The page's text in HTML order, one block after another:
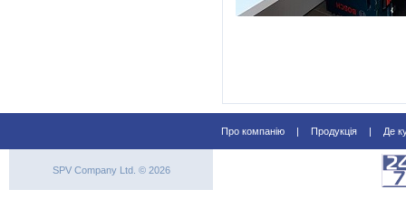
Про компанію | Продукція | Де
SPV Company Ltd. © 2026